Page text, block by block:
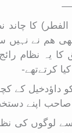
کا چاند
ھم نے نہیں
یہ نظام
کرتےتھے-
داؤدخیل کے
صاحب اپنے
کی نظر